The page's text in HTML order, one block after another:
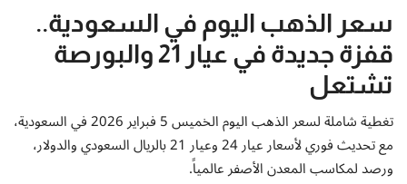
أخبار العالم
أخبار الوطن العربي
سياسة واقتصاد
رياضة
سعر الذهب اليوم في السعودية..
قفزة جديدة في عيار 21 والبورصة
تشتعل
تغطية شاملة لسعر الذهب اليوم الخميس 5 فبراير 2026 في السعودية،
مع تحديث فوري لأسعار عيار 24 وعيار 21 بالريال السعودي والدولار،
ورصد لمكاسب المعدن الأصفر عالمياً.